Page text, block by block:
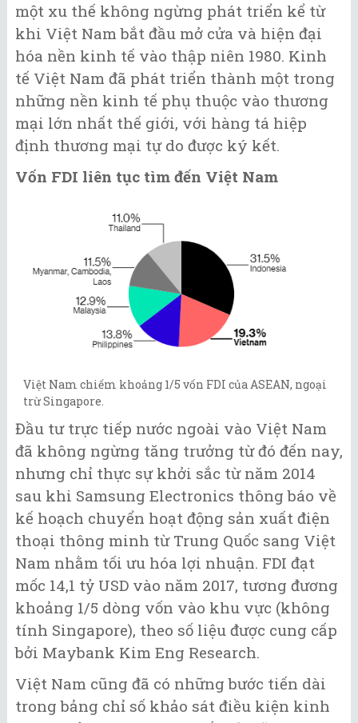
một xu thế không ngừng phát triển kể từ
khi Việt Nam bắt đầu mở cửa và hiện đại
hóa nền kinh tế vào thập niên 1980. Kinh
tế Việt Nam đã phát triển thành một trong
những nền kinh tế phụ thuộc vào thương
mại lớn nhất thế giới, với hàng tá hiệp
định thương mại tự do được ký kết.
Vốn FDI liên tục tìm đến Việt Nam
Việt Nam chiếm khoảng 1/5 vốn FDI của ASEAN, ngoại
trừ Singapore.
Đầu tư trực tiếp nước ngoài vào Việt Nam
đã không ngừng tăng trưởng từ đó đến nay,
nhưng chỉ thực sự khởi sắc từ năm 2014
sau khi Samsung Electronics thông báo về
kế hoạch chuyển hoạt động sản xuất điện
thoại thông minh từ Trung Quốc sang Việt
Nam nhằm tối ưu hóa lợi nhuận. FDI đạt
mốc 14,1 tỷ USD vào năm 2017, tương đương
khoảng 1/5 dòng vốn vào khu vực (không
tính Singapore), theo số liệu được cung cấp
bởi Maybank Kim Eng Research.
Việt Nam cũng đã có những bước tiến dài
trong bảng chỉ số khảo sát điều kiện kinh